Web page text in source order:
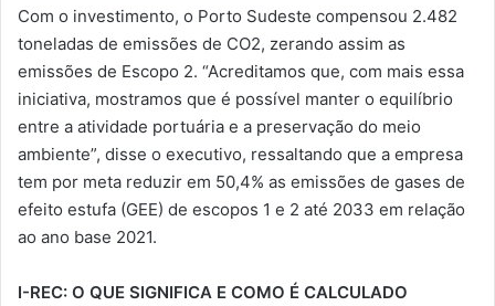
Com o investimento, o Porto Sudeste compensou 2.482
toneladas de emissões de CO2, zerando assim as
emissões de Escopo 2. “Acreditamos que, com mais essa
iniciativa, mostramos que é possível manter o equilíbrio
entre a atividade portuária e a preservação do meio
ambiente”, disse o executivo, ressaltando que a empresa
tem por meta reduzir em 50,4% as emissões de gases de
efeito estufa (GEE) de escopos 1 e 2 até 2033 em relação
ao ano base 2021.
I-REC: O QUE SIGNIFICA E COMO É CALCULADO